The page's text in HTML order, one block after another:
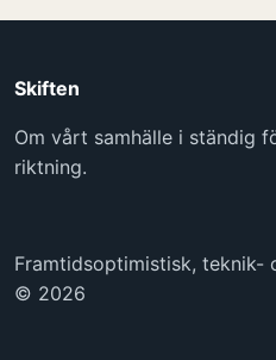
Skiften
Om vårt samhälle i ständig
riktning.
Framtidsoptimistisk, teknik-
© 2026